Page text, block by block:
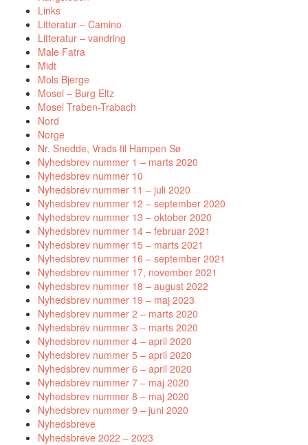
Links
Litteratur – Camino
Litteratur – vandring
Male Fatra
Midt
Mols Bjerge
Mosel – Burg Eltz
Mosel Traben-Trabach
Nord
Norge
Nr. Snedde, Vrads til Hampen Sø
Nyhedsbrev nummer 1 – marts 2020
Nyhedsbrev nummer 10
Nyhedsbrev nummer 11 – juli 2020
Nyhedsbrev nummer 12 – september 2020
Nyhedsbrev nummer 13 – oktober 2020
Nyhedsbrev nummer 14 – februar 2021
Nyhedsbrev nummer 15 – marts 2021
Nyhedsbrev nummer 16 – september 2021
Nyhedsbrev nummer 17, november 2021
Nyhedsbrev nummer 18 – august 2022
Nyhedsbrev nummer 19 – maj 2023
Nyhedsbrev nummer 2 – marts 2020
Nyhedsbrev nummer 3 – marts 2020
Nyhedsbrev nummer 4 – april 2020
Nyhedsbrev nummer 5 – april 2020
Nyhedsbrev nummer 6 – april 2020
Nyhedsbrev nummer 7 – maj 2020
Nyhedsbrev nummer 8 – maj 2020
Nyhedsbrev nummer 9 – juni 2020
Nyhedsbreve
Nyhedsbreve 2022 – 2023